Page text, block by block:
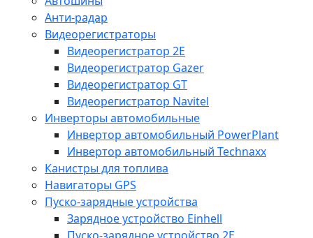
Анти-радар
Видеорегистраторы
Видеорегистратор 2E
Видеорегистратор Gazer
Видеорегистратор GT
Видеорегистратор Navitel
Инверторы автомобильные
Инвертор автомобильный PowerPlant
Инвертор автомобильный Technaxx
Канистры для топлива
Навигаторы GPS
Пуско-зарядные устройства
Зарядное устройство Einhell